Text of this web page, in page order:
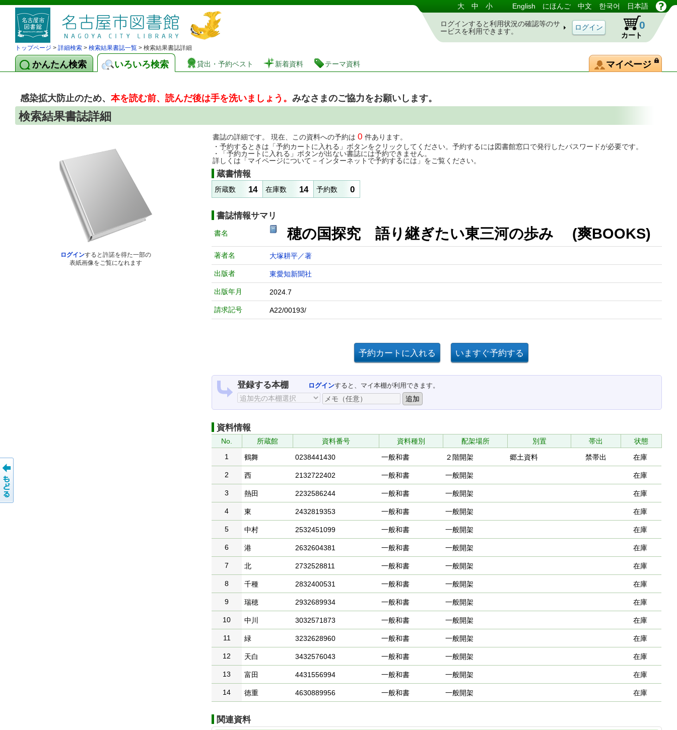
図書館 蔵書検索・予約システム 大 中 小 English にほんご 中文 한국어 日本語
ログインすると利用状況の確認等のサ
ービスを利用できます。
カート
0
トップページ > 詳細検索 > 検索結果書誌一覧 > 検索結果書誌詳細
かんたん検索 いろいろ検索 貸出・予約ベスト 新着資料 テーマ資料 マイページ
感染拡大防止のため、 本を読む前、読んだ後は手を洗いましょう。 みなさまのご協力をお願いします。
検索結果書誌詳細
ログインすると許諾を得た一部の
表紙画像をご覧になれます
書誌の詳細です。 現在、この資料への予約は 0 件あります。
・予約するときは「予約カートに入れる」ボタンをクリックしてください。予約するには図書館窓口で発行したパスワードが必要です。
・「予約カートに入れる」ボタンが出ない書誌には予約できません。
詳しくは「マイページについて－インターネットで予約するには」をご覧ください。
蔵書情報
所蔵数 14 在庫数 14 予約数 0
書誌情報サマリ
書名 穂の国探究 語り継ぎたい東三河の歩み (爽BOOKS)
著者名 大塚耕平／著
出版者 東愛知新聞社
出版年月 2024.7
請求記号 A22/00193/
登録する本棚 ログインすると、マイ本棚が利用できます。
資料情報
No. 所蔵館 資料番号 資料種別 配架場所 別置 帯出
状態
1
鶴舞 0238441430 一般和書 ２階開架 郷土資料 禁帯出 在庫
2 西 2132722402 一般和書 一般開架 在庫
3 熱田 2232586244 一般和書 一般開架 在庫
4 東 2432819353 一般和書 一般開架 在庫
5 中村 2532451099 一般和書 一般開架 在庫
6 港 2632604381 一般和書 一般開架 在庫
7 北 2732528811 一般和書 一般開架 在庫
8 千種 2832400531 一般和書 一般開架 在庫
9 瑞穂 2932689934 一般和書 一般開架 在庫
10 中川 3032571873 一般和書 一般開架 在庫
11 緑 3232628960 一般和書 一般開架 在庫
12 天白 3432576043 一般和書 一般開架 在庫
13 富田 4431556994 一般和書 一般開架 在庫
14 徳重 4630889956 一般和書 一般開架 在庫
関連資料